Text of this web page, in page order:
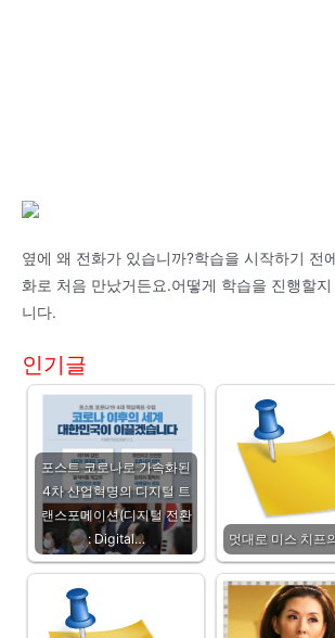
옆에 왜 전화가 있습니까?학습을 시작하기 전
화로 처음 만났거든요.어떻게 학습을 진행할
니다.
인기글
포스트 코로나로 가속화된
4차 산업혁명의 디지털 트
랜스포메이션(디지털 전환
: Digital…
멋대로 미스 치프